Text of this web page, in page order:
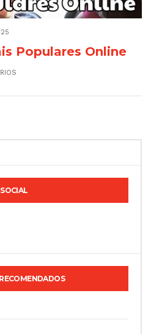
Populares Online
SOCIAL